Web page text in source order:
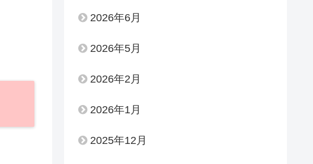
2026年6月
2026年5月
2026年2月
2026年1月
2025年12月